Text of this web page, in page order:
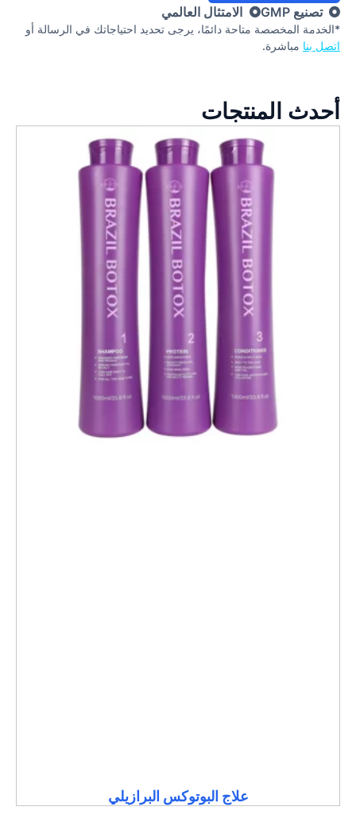
تصنيع GMP
الامتثال العالمي
*الخدمة المخصصة متاحة دائمًا، يرجى تحديد احتياجاتك في الرسالة أو
اتصل بنا مباشرة.
أحدث المنتجات
علاج البوتوكس البرازيلي